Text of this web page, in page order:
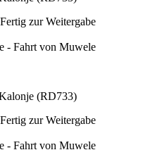
(RD733)
Fertig zur Weitergabe
- Fahrt von Muwele
(RD733)